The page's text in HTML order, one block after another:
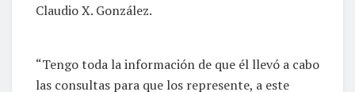
Claudio X. González.
“Tengo toda la información de que él llevó a cabo
las consultas para que los represente, a este